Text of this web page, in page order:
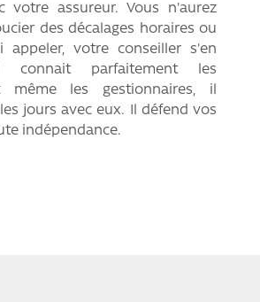
votre assureur. Vous n'aurez
des décalages horaires ou
appeler, votre conseiller s'en
connait parfaitement les
même les gestionnaires, il
jours avec eux. Il défend vos
indépendance.